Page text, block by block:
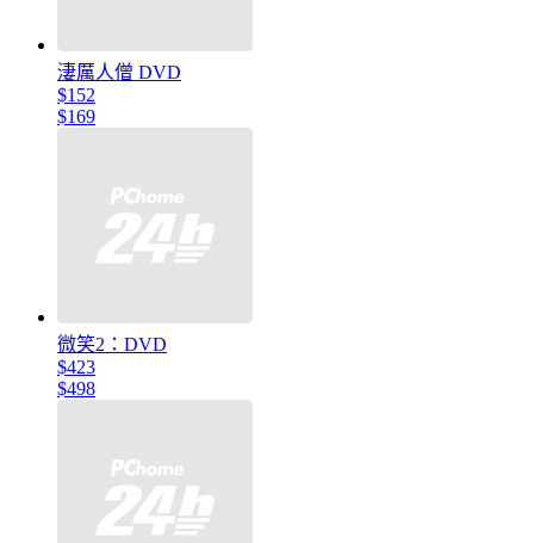
淒厲人僧 DVD
$152
$169
微笑2：DVD
$423
$498